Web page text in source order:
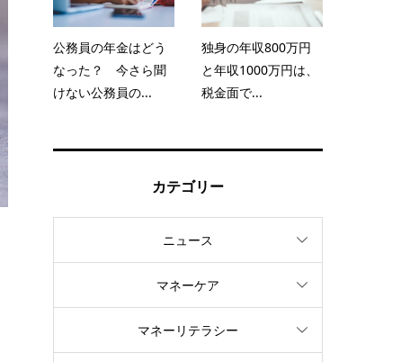
公務員の年金はどう
なった？ 今さら聞
けない公務員の...
独身の年収800万円
と年収1000万円は、
税金面で...
カテゴリー
ニュース
マネーケア
マネーリテラシー